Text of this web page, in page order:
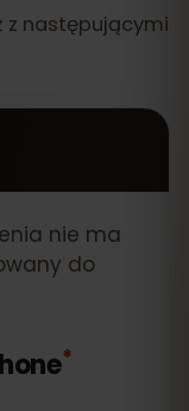
z następującymi
nie ma
do
*